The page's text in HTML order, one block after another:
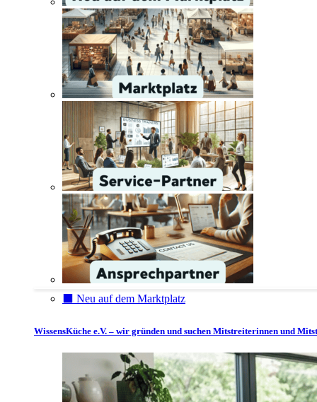
⬛️ Neu auf dem Marktplatz
WissensKüche e.V. – wir gründen und suchen Mitstreiterinnen und